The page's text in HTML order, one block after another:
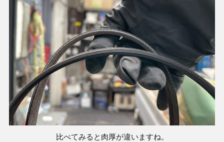
比べてみると肉厚が違いますね。